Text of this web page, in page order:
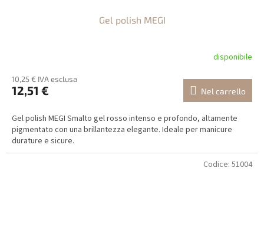
Gel polish MEGI
disponibile
10,25 € IVA esclusa
12,51 € Nel carrello
Gel polish MEGI Smalto gel rosso intenso e profondo, altamente
pigmentato con una brillantezza elegante. Ideale per manicure
durature e sicure.
Codice: 51004